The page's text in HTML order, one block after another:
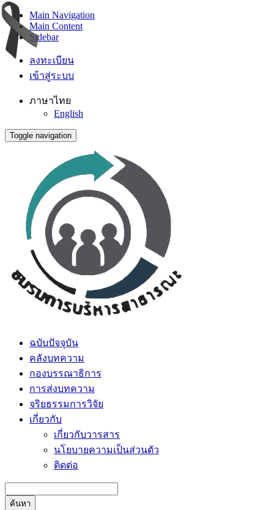
Main Navigation
Main Content
Sidebar
ลงทะเบียน
เข้าสู่ระบบ
ภาษาไทย
English
Toggle navigation
ฉบับปัจจุบัน
คลังบทความ
กองบรรณาธิการ
การส่งบทความ
จริยธรรมการวิจัย
เกี่ยวกับ
เกี่ยวกับวารสาร
นโยบายความเป็นส่วนตัว
ติดต่อ
ค้นหา